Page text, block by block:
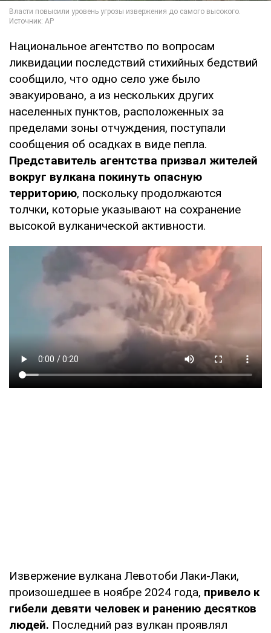
Национальное агентство по вопросам
ликвидации последствий стихийных бедствий
сообщило, что одно село уже было
эвакуировано, а из нескольких других
населенных пунктов, расположенных за
пределами зоны отчуждения, поступали
сообщения об осадках в виде пепла.
Представитель агентства призвал жителей
вокруг вулкана покинуть опасную
территорию, поскольку продолжаются
толчки, которые указывают на сохранение
высокой вулканической активности.
Извержение вулкана Левотоби Лаки-Лаки,
произошедшее в ноябре 2024 года, привело к
гибели девяти человек и ранению десятков
людей. Последний раз вулкан проявлял